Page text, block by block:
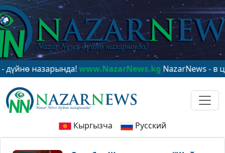
назарында!www.NazarNews.kgNazarNews - в
Кыргызча Русский